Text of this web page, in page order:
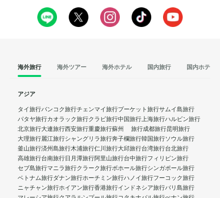
海外旅行 海外ツアー 海外ホテル 国内旅行 国内ホテル
アジア
タイ旅行バンコク旅行チェンマイ旅行プーケット旅行サムイ島旅行
パタヤ旅行カオラック旅行クラビ旅行中国旅行上海旅行ハルビン旅行
北京旅行大連旅行西安旅行重慶旅行蘇州 旅行成都旅行昆明旅行
大理旅行麗江旅行シャングリラ旅行奔子欄旅行韓国旅行ソウル旅行
釜山旅行済州島旅行木浦旅行仁川旅行大邱旅行台湾旅行台北旅行
高雄旅行台南旅行日月潭旅行阿里山旅行台中旅行フィリピン旅行
セブ島旅行マニラ旅行クラーク旅行ボホール旅行シンガポール旅行
ベトナム旅行ダナン旅行ホーチミン旅行ハノイ旅行フーコック旅行
ニャチャン旅行ホイアン旅行香港旅行インドネシア旅行バリ島旅行